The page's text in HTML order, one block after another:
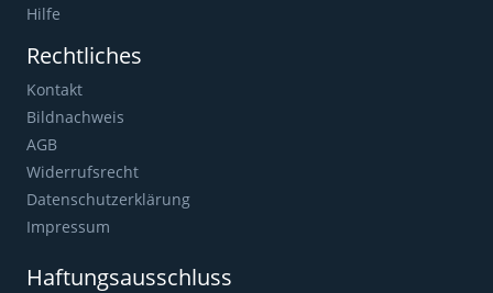
Hilfe
Rechtliches
Kontakt
Bildnachweis
AGB
Widerrufsrecht
Datenschutzerklärung
Impressum
Haftungsausschluss